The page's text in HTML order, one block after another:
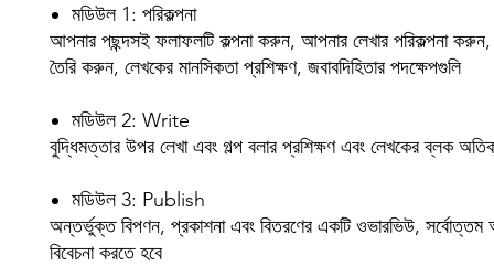
মডিউল 1: পরিকল্পনা
আপনার পছন্দসই ফলাফলটি কল্পনা করুন, আপনার লেখার পরিকল্পনা
তৈরি করুন, লেখকের মানসিকতা প্রশিক্ষণ, জবাবদিহিতার পদক্ষেপগুলি ​
মডিউল 2: Write
বুদ্ধিমত্তার উপর লেখা এবং গল্প বলার প্রশিক্ষণ এবং লেখকের ব্লক
মডিউল 3: Publish
অন্তর্ভুক্ত ​বিপণন, প্রকাশনা এবং বিতরণের একটি ওভারভিউ, সর্বোত্তম
বিবেচনা করতে হবে